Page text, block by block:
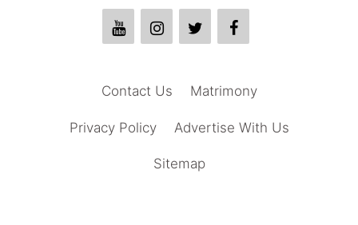
Matrimony
Contact Us
Advertise With Us
Privacy Policy
Sitemap